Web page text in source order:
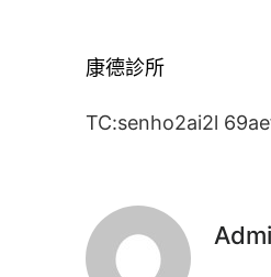
康德診所
TC:senho2ai2l